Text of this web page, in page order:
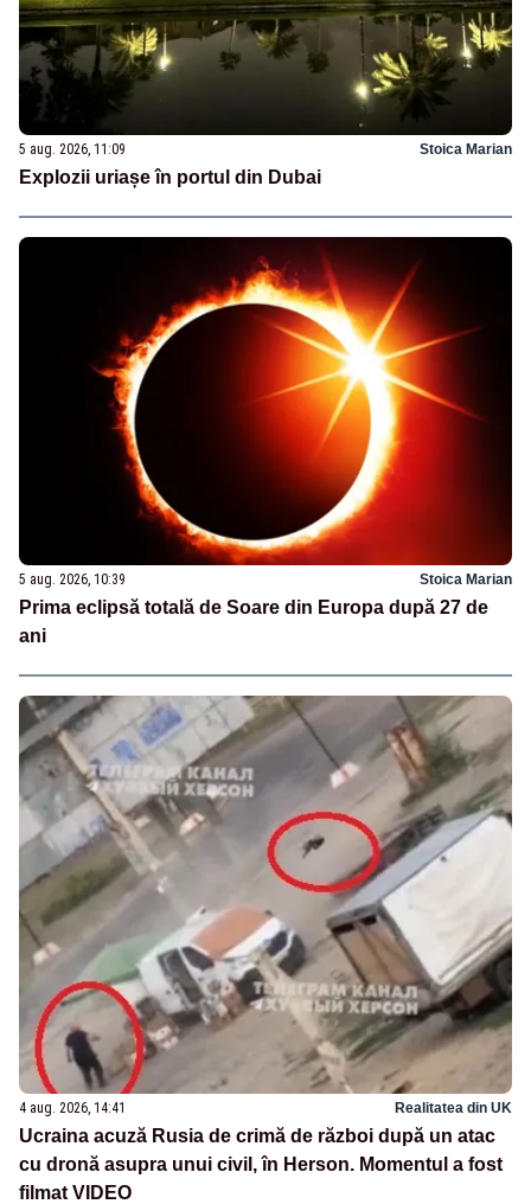
5 aug. 2026, 11:09 Stoica Marian
Explozii uriașe în portul din Dubai
5 aug. 2026, 10:39 Stoica Marian
Prima eclipsă totală de Soare din Europa după 27 de
ani
4 aug. 2026, 14:41 Realitatea din UK
Ucraina acuză Rusia de crimă de război după un atac
cu dronă asupra unui civil, în Herson. Momentul a fost
filmat VIDEO